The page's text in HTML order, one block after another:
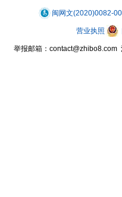
闽网文(2020)0082-
营业执照
举报邮箱：